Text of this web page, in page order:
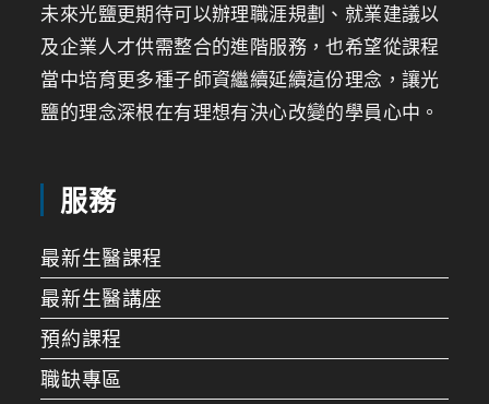
未來光鹽更期待可以辦理職涯規劃、就業建議以
及企業人才供需整合的進階服務，也希望從課程
當中培育更多種子師資繼續延續這份理念，讓光
鹽的理念深根在有理想有決心改變的學員心中。
服務
最新生醫課程
最新生醫講座
預約課程
職缺專區